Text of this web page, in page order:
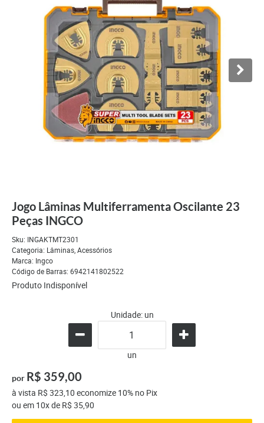
Jogo Lâminas Multiferramenta Oscilante 23
Peças INGCO
Sku: INGAKTMT2301
Categoria: Lâminas,Acessórios
Marca: Ingco
Código de Barras: 6942141802522
Produto Indisponível
Unidade: un
un
por R$ 359,00
à vista R$ 323,10 economize 10% no Pix
ou em 10xde R$ 35,90